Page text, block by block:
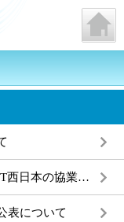
海陽町上下水道課、四国電力送配電、NTT西日本の協業による埋設物調査・工事立会の共同Web受付の開始について
表について